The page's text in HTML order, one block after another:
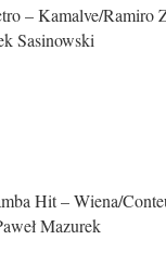
– Kamalve/Ramiro
Sasinowski
Hit – Wiena/
Mazurek